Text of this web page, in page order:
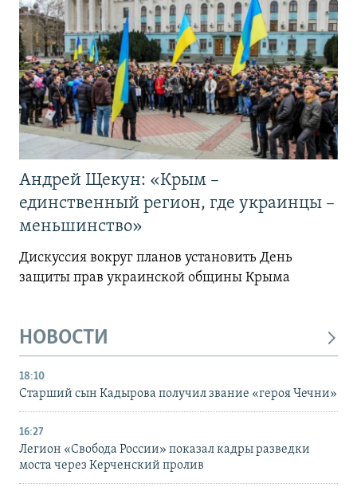
Андрей Щекун: «Крым –
единственный регион, где украинцы –
меньшинство»
Дискуссия вокруг планов установить День
защиты прав украинской общины Крыма
НОВОСТИ
18:10
Старший сын Кадырова получил звание «героя Чечни»
16:27
Легион «Свобода России» показал кадры разведки
моста через Керченский пролив